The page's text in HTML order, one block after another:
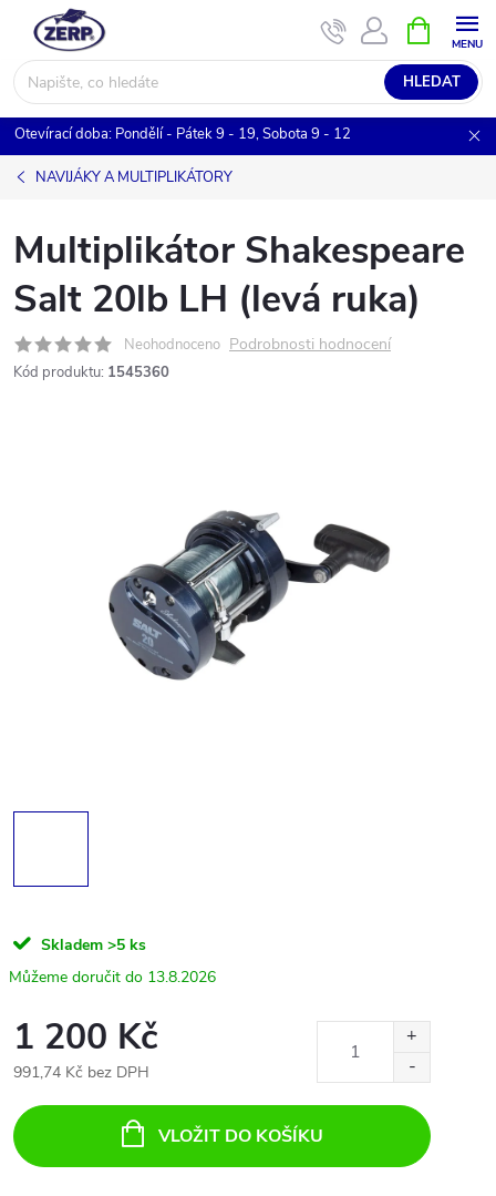
obsah
HLEDAT
NÁKUPNÍ
KOŠÍK
Otevírací doba: Pondělí - Pátek 9 - 19, Sobota 9 - 12
NAVIJÁKY A MULTIPLIKÁTORY
Multiplikátor Shakespeare
Salt 20lb LH (levá ruka)
Neohodnoceno Podrobnosti hodnocení
Kód produktu: 1545360
Skladem >5 ks
13.8.2026
1 200 Kč
991,74 Kč bez DPH
cena:
VLOŽIT DO KOŠÍKU